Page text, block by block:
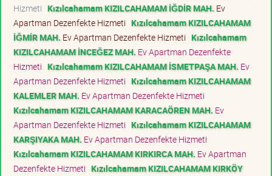
Hizmeti Kızılcahamam KIZILCAHAMAM İĞDİR MAH. Ev
Apartman Dezenfekte Hizmeti Kızılcahamam KIZILCAHAMAM
İĞMİR MAH. Ev Apartman Dezenfekte Hizmeti Kızılcahamam
KIZILCAHAMAM İNCEĞEZ MAH. Ev Apartman Dezenfekte
Hizmeti Kızılcahamam KIZILCAHAMAM İSMETPAŞA MAH. Ev
Apartman Dezenfekte Hizmeti Kızılcahamam KIZILCAHAMAM
KALEMLER MAH. Ev Apartman Dezenfekte Hizmeti
Kızılcahamam KIZILCAHAMAM KARACAÖREN MAH. Ev
Apartman Dezenfekte Hizmeti Kızılcahamam KIZILCAHAMAM
KARŞIYAKA MAH. Ev Apartman Dezenfekte Hizmeti
Kızılcahamam KIZILCAHAMAM KIRKIRCA MAH. Ev Apartman
Dezenfekte Hizmeti Kızılcahamam KIZILCAHAMAM KIRKÖY